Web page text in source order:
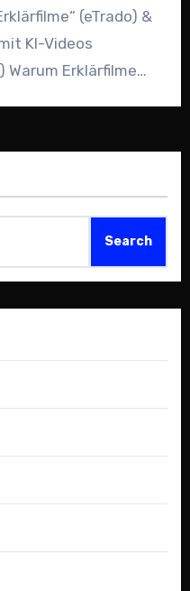
(eTrado) &
KI-Videos
Erklärfilme
Search